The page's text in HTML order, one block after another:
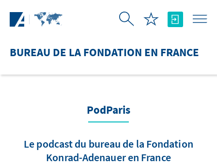
BUREAU DE LA FONDATION EN FRANCE
PodParis
Le podcast du bureau de la Fondation
Konrad-Adenauer en France